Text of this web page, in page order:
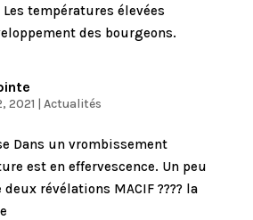
températures élevées
des bourgeons.
2021 | Actualités
Dans un vrombissement
est en effervescence. Un peu
révélations MACIF ???? la